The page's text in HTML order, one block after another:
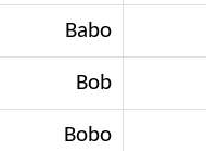
Babo
Bob
Bobo